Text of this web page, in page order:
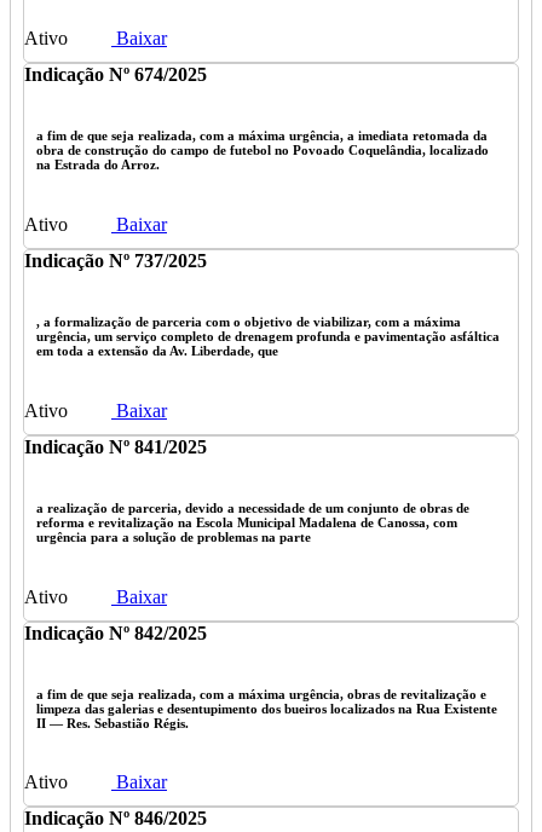
Ativo
Baixar
Indicação Nº 674/2025
a fim de que seja realizada, com a máxima urgência, a imediata retomada da
obra de construção do campo de futebol no Povoado Coquelândia, localizado
na Estrada do Arroz.
Ativo
Baixar
Indicação Nº 737/2025
, a formalização de parceria com o objetivo de viabilizar, com a máxima
urgência, um serviço completo de drenagem profunda e pavimentação asfáltica
em toda a extensão da Av. Liberdade, que
Ativo
Baixar
Indicação Nº 841/2025
a realização de parceria, devido a necessidade de um conjunto de obras de
reforma e revitalização na Escola Municipal Madalena de Canossa, com
urgência para a solução de problemas na parte
Ativo
Baixar
Indicação Nº 842/2025
a fim de que seja realizada, com a máxima urgência, obras de revitalização e
limpeza das galerias e desentupimento dos bueiros localizados na Rua Existente
II — Res. Sebastião Régis.
Ativo
Baixar
Indicação Nº 846/2025